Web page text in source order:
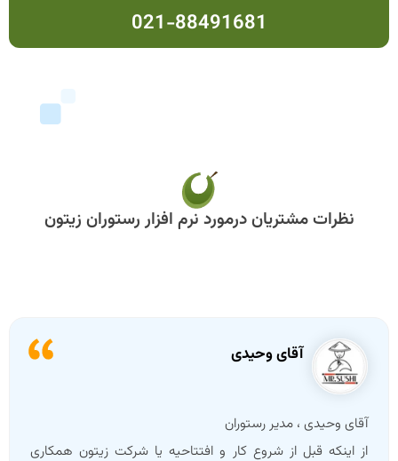
021-88491681
نظرات مشتریان درمورد نرم افزار رستوران زیتون
آقای احمدزاده